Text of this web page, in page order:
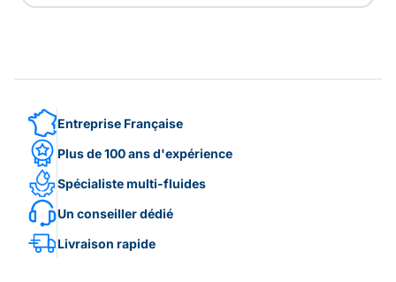
Entreprise Française
Plus de 100 ans d'expérience
Spécialiste multi-fluides
Un conseiller dédié
Livraison rapide